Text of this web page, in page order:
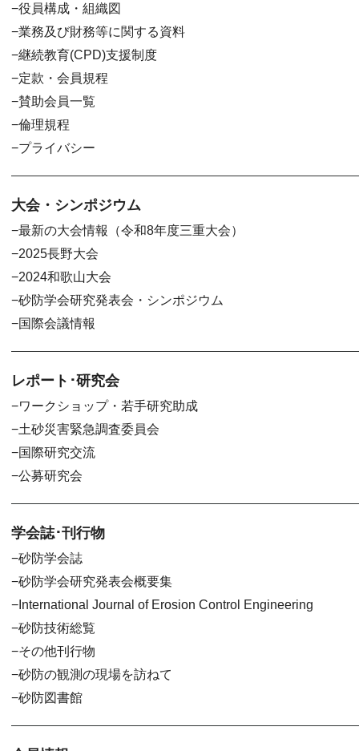
役員構成・組織図
業務及び財務等に関する資料
継続教育(CPD)支援制度
定款・会員規程
賛助会員一覧
倫理規程
プライバシー
大会・シンポジウム
最新の大会情報（令和8年度三重大会）
2025長野大会
2024和歌山大会
砂防学会研究発表会・シンポジウム
国際会議情報
レポート･研究会
ワークショップ・若手研究助成
土砂災害緊急調査委員会
国際研究交流
公募研究会
学会誌･刊行物
砂防学会誌
砂防学会研究発表会概要集
International Journal of Erosion Control Engineering
砂防技術総覧
その他刊行物
砂防の観測の現場を訪ねて
砂防図書館